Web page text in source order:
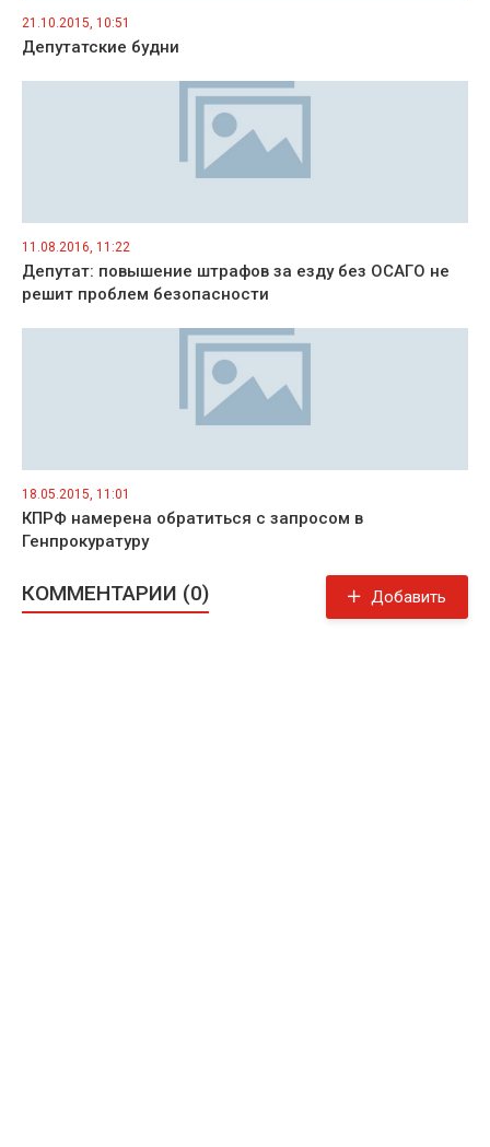
21.10.2015, 10:51
Депутатские будни
11.08.2016, 11:22
Депутат: повышение штрафов за езду без ОСАГО не
решит проблем безопасности
18.05.2015, 11:01
КПРФ намерена обратиться с запросом в
Генпрокуратуру
КОММЕНТАРИИ (0) Добавить